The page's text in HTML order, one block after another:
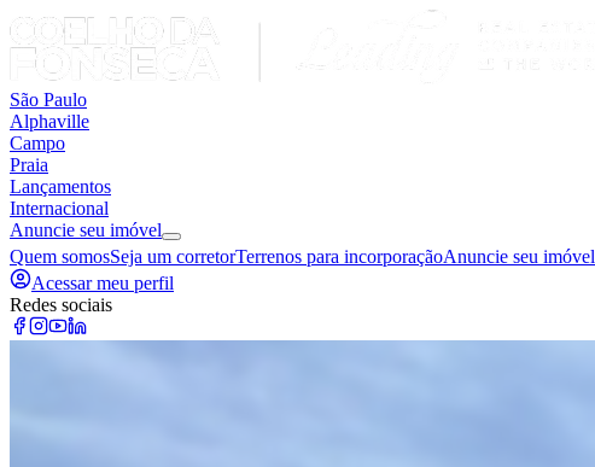
São Paulo
Alphaville
Campo
Praia
Lançamentos
Internacional
Anuncie seu imóvel
Quem somosSeja um corretorTerrenos para incorporaçãoAnuncie seu imóvel
Acessar meu perfil
Redes sociais